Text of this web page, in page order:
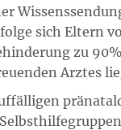
sich Eltern
zu
Arztes